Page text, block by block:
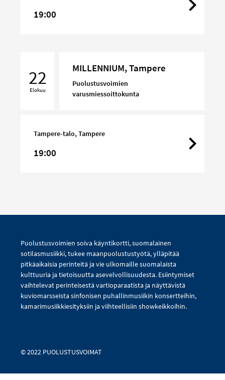
19:00
22
Elokuu
MILLENNIUM, Tampere
Puolustusvoimien
varusmiessoittokunta
Tampere-talo, Tampere
19:00
Puolustusvoimien soiva käyntikortti, suomalainen
sotilasmusiikki, tukee maanpuolustustyötä, ylläpitää
pitkäaikaisia perinteitä ja vie ulkomaille suomalaista
kulttuuria ja tietoisuutta asevelvollisuudesta. Esiintymiset
vaihtelevat perinteisestä vartioparaatista ja näyttävistä
kuviomarsseista sinfonisen puhallinmusiikin konsertteihin,
kamarimusiikkiesityksiin ja viihteellisiin showkeikkoihin.
© 2022 PUOLUSTUSVOIMAT